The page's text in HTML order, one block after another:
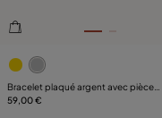
5 sur 5 Evaluation des
Bracelet plaqué argent avec pièce
tubulaire
59,00 €